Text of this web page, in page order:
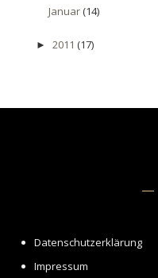
Januar(14)
► 2011 (17)
Datenschutzerklärung
Impressum